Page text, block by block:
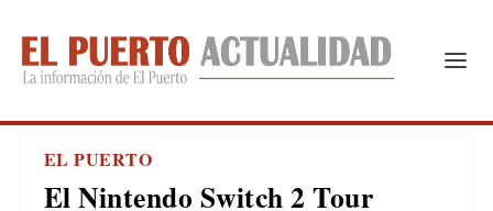
EL PUERTO
El Nintendo Switch 2 Tour